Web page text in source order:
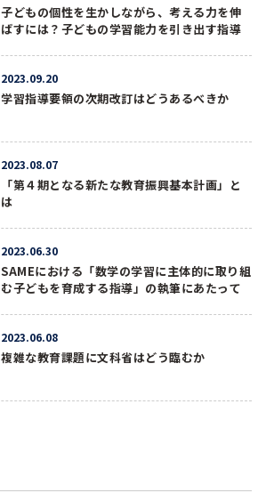
子どもの個性を生かしながら、考える力を伸
ばすには？子どもの学習能力を引き出す指導
2023.09.20
学習指導要領の次期改訂はどうあるべきか
2023.08.07
「第４期となる新たな教育振興基本計画」と
は
2023.06.30
SAMEにおける「数学の学習に主体的に取り組
む子どもを育成する指導」の執筆にあたって
2023.06.08
複雑な教育課題に文科省はどう臨むか